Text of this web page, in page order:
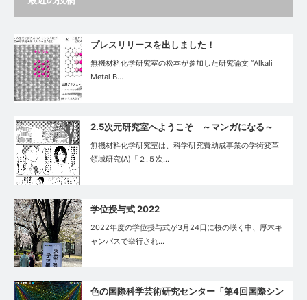
プレスリリースを出しました！
無機材料化学研究室の松本が参加した研究論文 ”Alkali
Metal B…
2.5次元研究室へようこそ ～マンガになる～
無機材料化学研究室は、科学研究費助成事業の学術変革
領域研究(A)「２.５次…
学位授与式 2022
2022年度の学位授与式が3月24日に桜の咲く中、厚木キ
ャンパスで挙行され…
色の国際科学芸術研究センター「第4回国際シン